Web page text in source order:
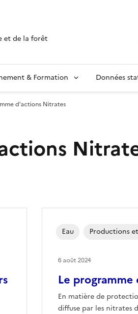
et de la forêt
& Formation Données
d’actions Nitrates
Le
En matière de
diffuse par les nitrates
Eau Productions
6 août 2024